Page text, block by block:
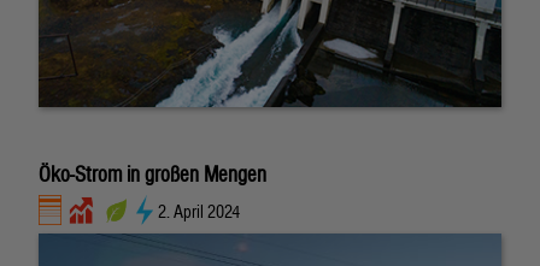
Öko-Strom in großen Mengen
2. April 2024